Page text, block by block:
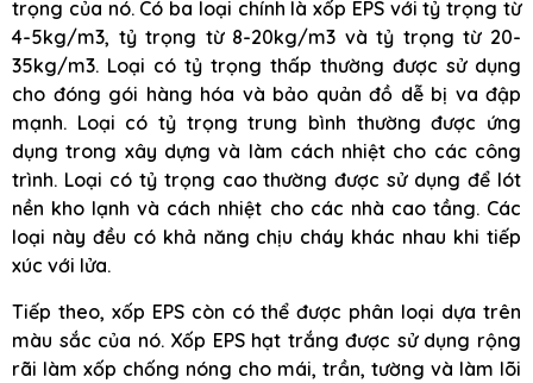
trọng của nó. Có ba loại chính là xốp EPS với tỷ trọng từ
4-5kg/m3, tỷ trọng từ 8-20kg/m3 và tỷ trọng từ 20-
35kg/m3. Loại có tỷ trọng thấp thường được sử dụng
cho đóng gói hàng hóa và bảo quản đồ dễ bị va đập
mạnh. Loại có tỷ trọng trung bình thường được ứng
dụng trong xây dựng và làm cách nhiệt cho các công
trình. Loại có tỷ trọng cao thường được sử dụng để lót
nền kho lạnh và cách nhiệt cho các nhà cao tầng. Các
loại này đều có khả năng chịu cháy khác nhau khi tiếp
xúc với lửa.
Tiếp theo, xốp EPS còn có thể được phân loại dựa trên
màu sắc của nó. Xốp EPS hạt trắng được sử dụng rộng
rãi làm xốp chống nóng cho mái, trần, tường và làm lõi